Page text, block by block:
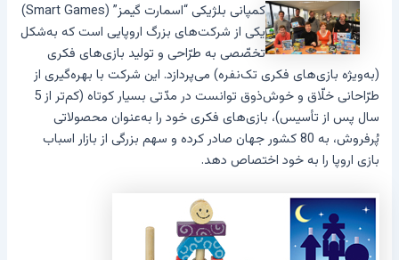
کمپانی بلژیکی “اسمارت گیمز” (Smart Games)
یکی از شرکت‌های بزرگ اروپایی است که به‌شکل
تخصّصی به طرّاحی و تولید بازی‌های فکری
(به‌ویژه بازی‌های فکری تک‌نفره) می‌پردازد. این شرکت با بهره‌گیری از
طرّاحانی خلّاق و خوش‌ذوق توانست در مدّتی بسیار کوتاه (کم‌تر از 5
سال پس از تأسیس)، بازی‌های فکری خود را به‌عنوان محصولاتی
پُرفروش، به 80 کشور جهان صادر کرده و سهم بزرگی از بازار اسباب
بازی اروپا را به خود اختصاص دهد.